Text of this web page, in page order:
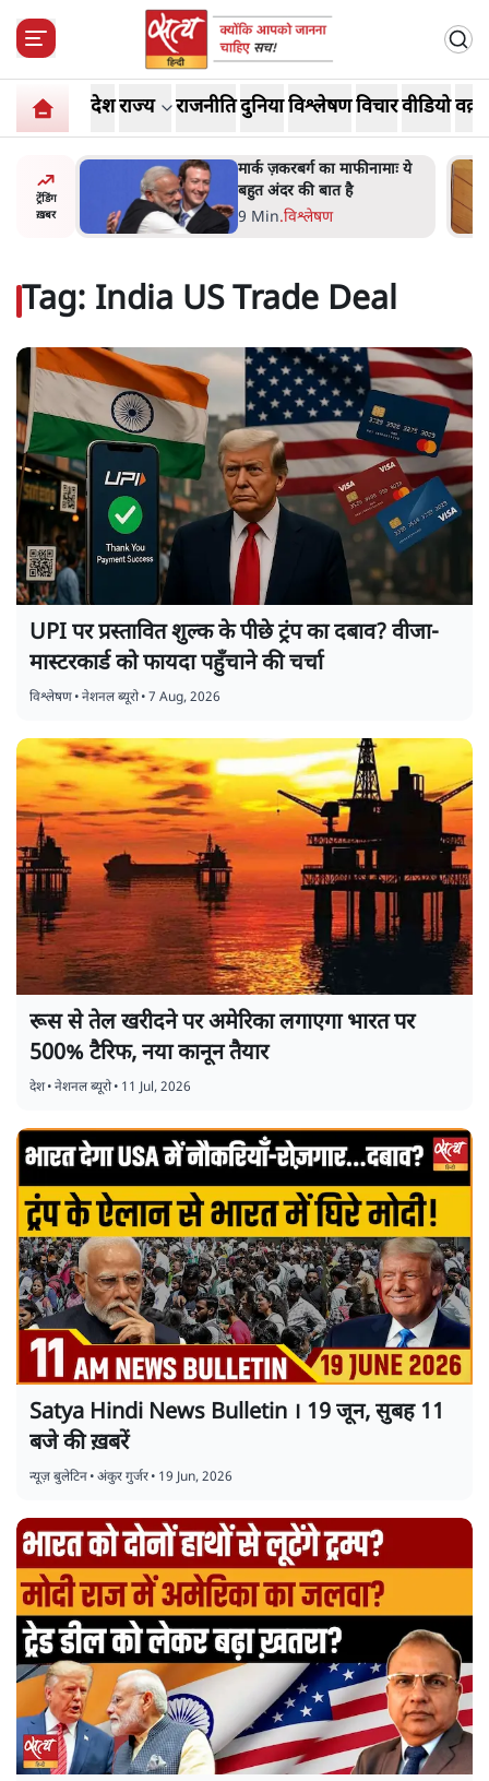
देशराज्य राजनीतिदुनियाविश्लेषणविचारवीडियो
ट्रेंडिंग
ख़बर
महुआ मोइत्रा से SC ने कहा- ' अंडों
से क्यों डरती हैं? स्वतंत्रता सेनानी
सीने पर गोली खाते थे'
4 Min.देश
Tag: India US Trade Deal
UPI पर प्रस्तावित शुल्क के पीछे ट्रंप का दबाव? वीजा-
मास्टरकार्ड को फायदा पहुँचाने की चर्चा
विश्लेषण•नेशनल ब्यूरो•7 Aug, 2026
रूस से तेल खरीदने पर अमेरिका लगाएगा भारत पर
500% टैरिफ, नया कानून तैयार
देश•नेशनल ब्यूरो• 11 Jul, 2026
Satya Hindi News Bulletin । 19 जून, सुबह 11
बजे की ख़बरें
न्यूज़ बुलेटिन•अंकुर गुर्जर• 19 Jun, 2026